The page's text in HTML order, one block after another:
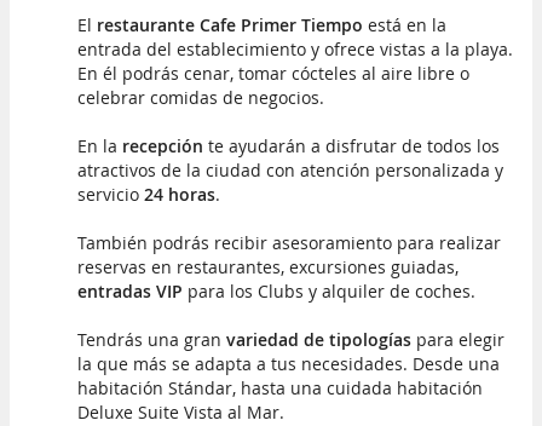
El restaurante Cafe Primer Tiempo está en la
entrada del establecimiento y ofrece vistas a la playa.
En él podrás cenar, tomar cócteles al aire libre o
celebrar comidas de negocios.
En la recepción te ayudarán a disfrutar de todos los
atractivos de la ciudad con atención personalizada y
servicio 24 horas.
También podrás recibir asesoramiento para realizar
reservas en restaurantes, excursiones guiadas,
entradas VIP para los Clubs y alquiler de coches.
Tendrás una gran variedad de tipologías para elegir
la que más se adapta a tus necesidades. Desde una
habitación Stándar, hasta una cuidada habitación
Deluxe Suite Vista al Mar.